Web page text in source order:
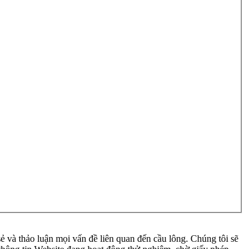
thảo luận mọi vấn đề liên quan đến cầu lông. Chúng tôi sẽ